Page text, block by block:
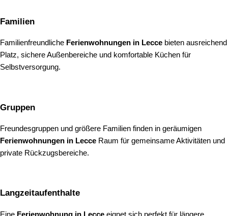
Familien
Familienfreundliche Ferienwohnungen in Lecce bieten ausreichend
Platz, sichere Außenbereiche und komfortable Küchen für
Selbstversorgung.
Gruppen
Freundesgruppen und größere Familien finden in geräumigen
Ferienwohnungen in Lecce Raum für gemeinsame Aktivitäten und
private Rückzugsbereiche.
Langzeitaufenthalte
Eine Ferienwohnung in Lecce eignet sich perfekt für längere